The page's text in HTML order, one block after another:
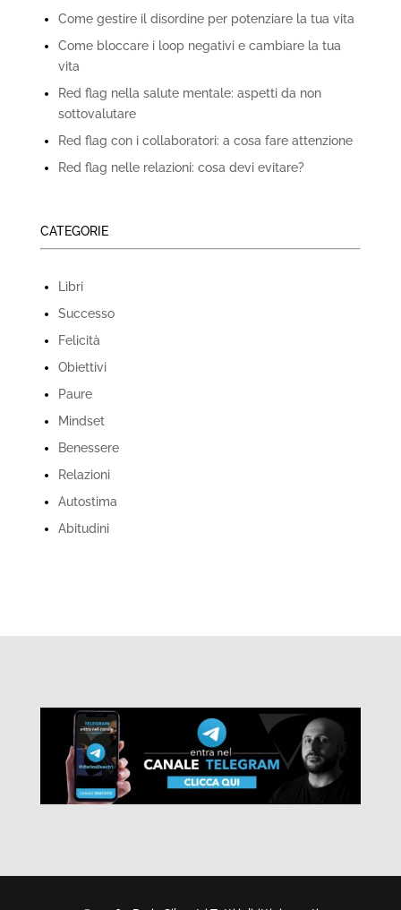
Come gestire il disordine per potenziare la tua vita
Come bloccare i loop negativi e cambiare la tua
vita
Red flag nella salute mentale: aspetti da non
sottovalutare
Red flag con i collaboratori: a cosa fare attenzione
Red flag nelle relazioni: cosa devi evitare?
CATEGORIE
Libri
Successo
Felicità
Obiettivi
Paure
Mindset
Benessere
Relazioni
Autostima
Abitudini